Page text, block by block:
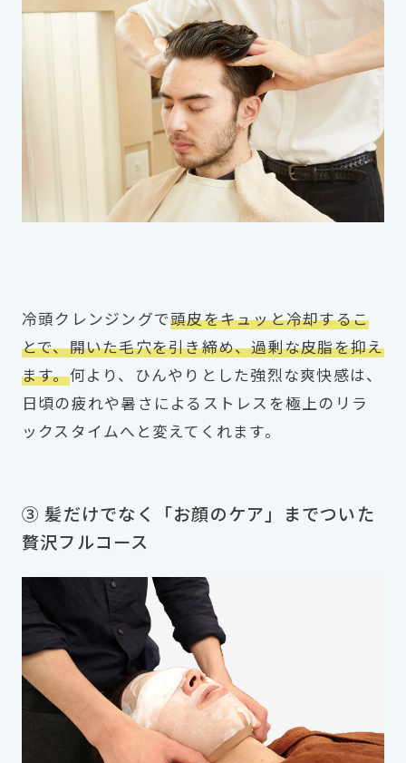
冷頭クレンジングで頭皮をキュッと冷却するこ
とで、開いた毛穴を引き締め、過剰な皮脂を抑え
ます。何より、ひんやりとした強烈な爽快感は、
日頃の疲れや暑さによるストレスを極上のリラ
ックスタイムへと変えてくれます。
③ 髪だけでなく「お顔のケア」までついた
贅沢フルコース